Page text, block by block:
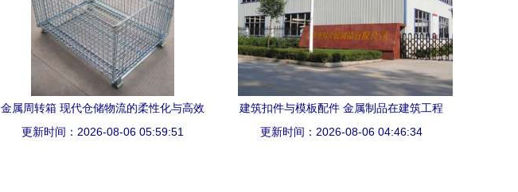
金属周转箱 现代仓储物流的柔性化与高效
化解决方案
更新时间：2026-08-06 05:59:51
建筑扣件与模板配件 金属制品在建筑工程
中的关键作用
更新时间：2026-08-06 04:46:34